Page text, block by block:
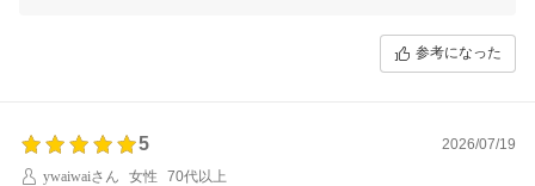
なお、送料無料の商品につきましても、別途クール便料金490円を頂戴
することでクール便でのお届けが可能です。ご希望の際は、どうぞお気
このたびはご不便とご迷惑をおかけし、誠に申し訳ございませんでし
た。
今後ともどうぞよろしくお願いいたします。
参考になった
5
2026/07/19
ywaiwaiさん
女性 70代以上